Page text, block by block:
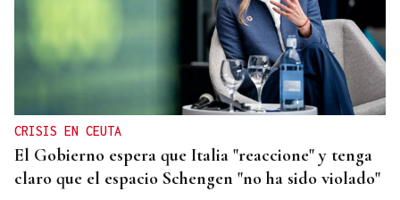
CRISIS EN CEUTA
El Gobierno espera que Italia "reaccione" y tenga
claro que el espacio Schengen "no ha sido violado"